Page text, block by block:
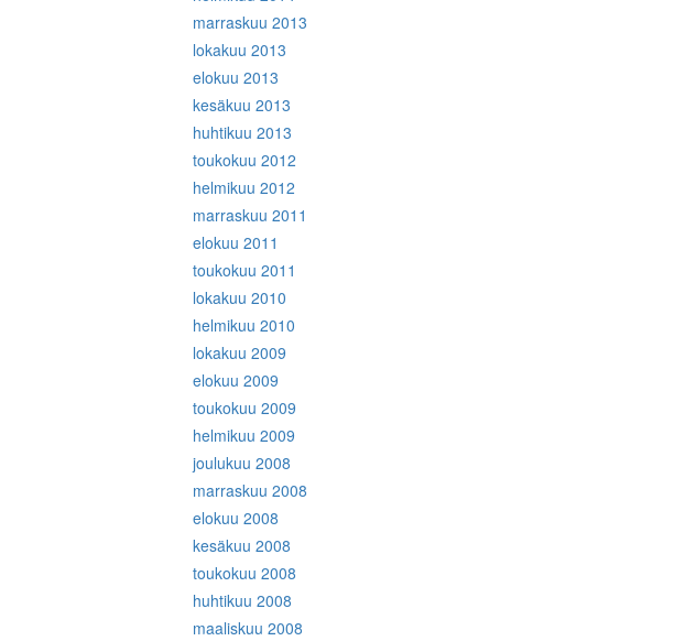
marraskuu 2013
lokakuu 2013
elokuu 2013
kesäkuu 2013
huhtikuu 2013
toukokuu 2012
helmikuu 2012
marraskuu 2011
elokuu 2011
toukokuu 2011
lokakuu 2010
helmikuu 2010
lokakuu 2009
elokuu 2009
toukokuu 2009
helmikuu 2009
joulukuu 2008
marraskuu 2008
elokuu 2008
kesäkuu 2008
toukokuu 2008
huhtikuu 2008
maaliskuu 2008